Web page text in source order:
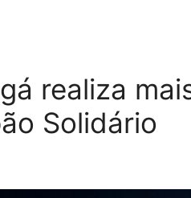
realiza
Solidário